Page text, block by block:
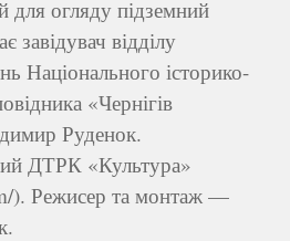
для огляду підземний
завідувач відділу
Національного історико-
«Чернігів
Руденок.
ДТРК «Культура»
). Режисер та монтаж —